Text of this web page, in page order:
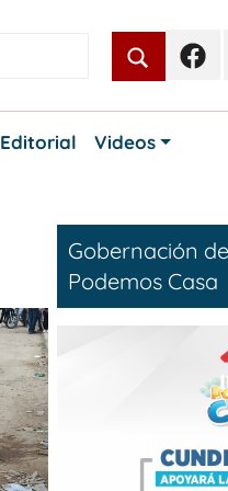
Editorial Videos
Gobernación
Podemos Casa